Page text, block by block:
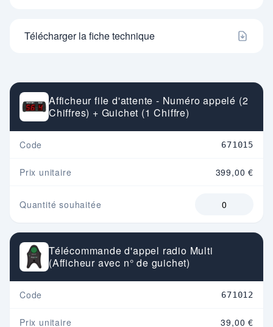
Télécharger la fiche technique
Afficheur file d'attente - Numéro appelé (2
Chiffres) + Guichet (1 Chiffre)
Code 671015
Prix unitaire 399,00 €
Quantité souhaitée
Télécommande d'appel radio Multi
(Afficheur avec n° de guichet)
Code 671012
Prix unitaire 39,00 €